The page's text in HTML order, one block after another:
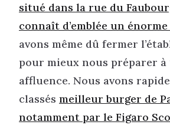
situé dans la rue du
connaît d’emblée un énorme
avons même dû fermer
pour mieux nous préparer à
affluence. Nous avons
classés meilleur burger de
notamment par le Figaro